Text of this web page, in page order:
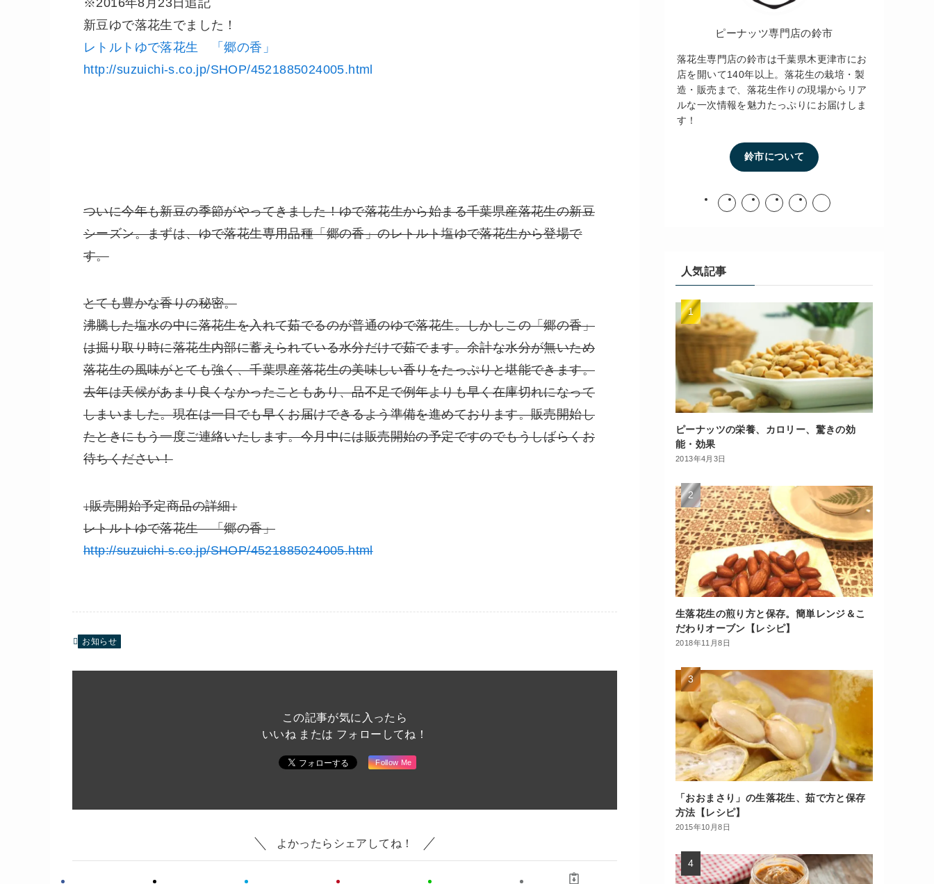
※2016年8月23日追記
新豆ゆで落花生でました！
レトルトゆで落花生 「郷の香」
http://suzuichi-s.co.jp/SHOP/4521885024005.html
ついに今年も新豆の季節がやってきました！ゆで落花生から始まる千葉県産落花生の新豆
シーズン。まずは、ゆで落花生専用品種「郷の香」のレトルト塩ゆで落花生から登場で
す。
とても豊かな香りの秘密。
沸騰した塩水の中に落花生を入れて茹でるのが普通のゆで落花生。しかしこの「郷の香」
は掘り取り時に落花生内部に蓄えられている水分だけで茹でます。余計な水分が無いため
落花生の風味がとても強く、千葉県産落花生の美味しい香りをたっぷりと堪能できます。
去年は天候があまり良くなかったこともあり、品不足で例年よりも早く在庫切れになって
しまいました。現在は一日でも早くお届けできるよう準備を進めております。販売開始し
たときにもう一度ご連絡いたします。今月中には販売開始の予定ですのでもうしばらくお
待ちください！
↓販売開始予定商品の詳細↓
レトルトゆで落花生 「郷の香」
http://suzuichi-s.co.jp/SHOP/4521885024005.html
お知らせ
この記事が気に入ったら
いいね または フォローしてね！
Follow Me
よかったらシェアしてね！
ピーナッツ専門店の鈴市
落花生専門店の鈴市は千葉県木更津市にお
店を開いて140年以上。落花生の栽培・製
造・販売まで、落花生作りの現場からリア
ルな一次情報を魅力たっぷりにお届けしま
す！
鈴市について
人気記事
ピーナッツの栄養、カロリー、驚きの効
能・効果
2013年4月3日
生落花生の煎り方と保存。簡単レンジ＆こ
だわりオーブン【レシピ】
2018年11月8日
「おおまさり」の生落花生、茹で方と保存
方法【レシピ】
2015年10月8日